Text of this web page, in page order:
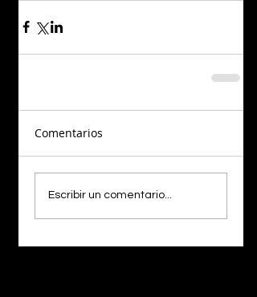
Comentarios
Escribir un comentario...